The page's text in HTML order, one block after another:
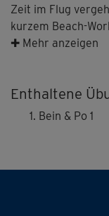
Zeit im Flug
kurzem Beach-
Ausdauertraining.
macht.
✚ Mehr anzeigen
Enthaltene
Bein & Po 1